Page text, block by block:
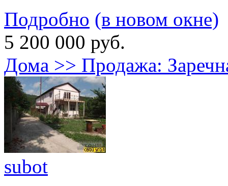
Подробно (в новом окне)
5 200 000 руб.
Дома >> Продажа:
subot